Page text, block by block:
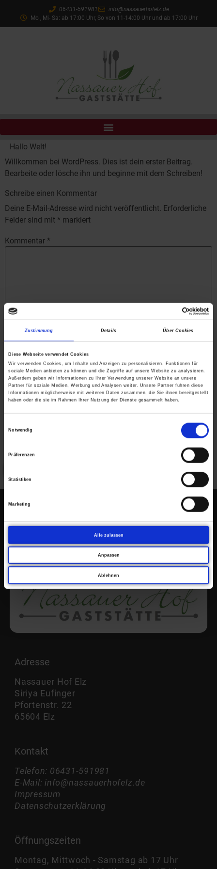
Zustimmung Details Über Cookies
Diese Webseite verwendet Cookies
Wir verwenden Cookies, um Inhalte und Anzeigen zu personalisieren, Funktionen für
soziale Medien anbieten zu können und die Zugriffe auf unsere Website zu analysieren.
Außerdem geben wir Informationen zu Ihrer Verwendung unserer Website an unsere
Partner für soziale Medien, Werbung und Analysen weiter. Unsere Partner führen diese
Informationen möglicherweise mit weiteren Daten zusammen, die Sie ihnen bereitgestellt
haben oder die sie im Rahmen Ihrer Nutzung der Dienste gesammelt haben.
Notwendig
Präferenzen
Statistiken
Marketing
Alle zulassen
Anpassen
Ablehnen
06431-591981
info@nassauerhofelz.de
Mo , Mi- Sa: ab 17:00 Uhr, So von 11-14:00 Uhr und ab 17:00 Uhr
Hallo Welt!
Willkommen bei WordPress. Dies ist dein erster Beitrag.
Bearbeite oder lösche ihn und beginne mit dem Schreiben!
Schreibe einen Kommentar
Deine E-Mail-Adresse wird nicht veröffentlicht. Erforderliche
Felder sind mit * markiert
Kommentar *
Name*
E-Mail-Adresse*
Website
Name, E-Mail-Adresse und Website in diesem Browser für
Adresse
Nassauer Hof Elz
Siriya Eufinger
Pfortenstr. 22
65604 Elz
Kontakt
Telefon: 06431-591981
E-Mail: info@nassauerhofelz.de
Impressum
Datenschutzerklärung
Öffnungszeiten
Montag, Mittwoch - Samstag ab 17 Uhr